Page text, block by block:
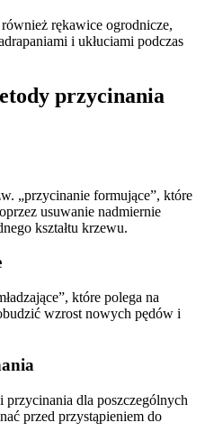
rękawice ogrodnicze,
i ukłuciami podczas
przycinania
„przycinanie formujące”, które
usuwanie nadmiernie
kształtu krzewu.
które polega na
wzrost nowych pędów i
dla poszczególnych
przed przystąpieniem do